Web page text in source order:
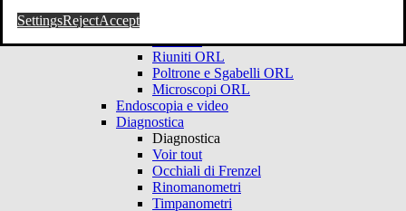
Voir tout
Riuniti ORL
Poltrone e Sgabelli ORL
Microscopi ORL
Endoscopia e video
Diagnostica
Diagnostica
Voir tout
Occhiali di Frenzel
Rinomanometri
Timpanometri
SettingsRejectAccept